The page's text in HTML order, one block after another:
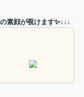
素顔が覗けます✨↓↓↓